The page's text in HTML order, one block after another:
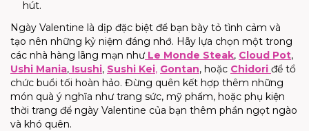
hút.
Ngày Valentine là dịp đặc biệt để bạn bày tỏ tình cảm và
tạo nên những kỷ niệm đáng nhớ. Hãy lựa chọn một trong
các nhà hàng lãng mạn như Le Monde Steak, Cloud Pot,
Ushi Mania, Isushi, Sushi Kei, Gontan, hoặc Chidori để tổ
chức buổi tối hoàn hảo. Đừng quên kết hợp thêm những
món quà ý nghĩa như trang sức, mỹ phẩm, hoặc phụ kiện
thời trang để ngày Valentine của bạn thêm phần ngọt ngào
và khó quên.